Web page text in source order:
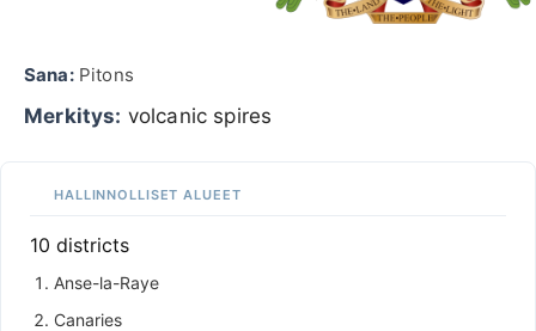
Sana:Pitons
Merkitys: volcanic spires
HALLINNOLLISET ALUEET
10 districts
Anse-la-Raye
Canaries